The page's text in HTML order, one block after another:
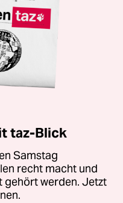
taz-Blick
Samstag
recht macht und
gehört werden. Jetzt